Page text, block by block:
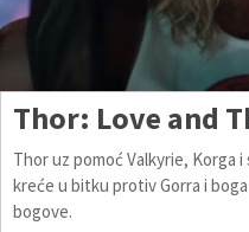
Thor: Love and
Thor uz pomoć Valkyrie, Korga
kreće u bitku protiv Gorra i
bogove.